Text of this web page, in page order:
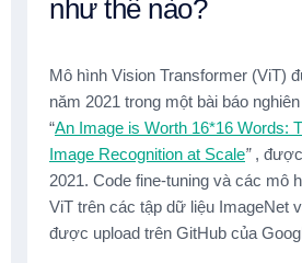
như thế nào?
Mô hình Vision Transformer (ViT)
năm 2021 trong một bài báo
“An Image is Worth 16*16 Words:
Image Recognition at Scale” ,
2021. Code fine-tuning và các mô
ViT trên các tập dữ liệu ImageNet
được upload trên GitHub của